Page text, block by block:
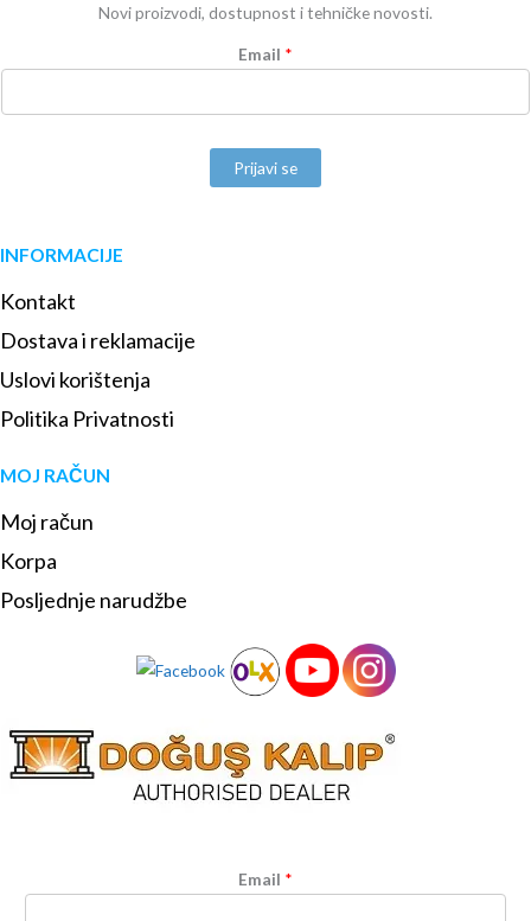
Novi proizvodi, dostupnost i tehničke novosti.
Email *
Prijavi se
INFORMACIJE
Kontakt
Dostava i reklamacije
Uslovi korištenja
Politika Privatnosti
MOJ RAČUN
Moj račun
Korpa
Posljednje narudžbe
Email *